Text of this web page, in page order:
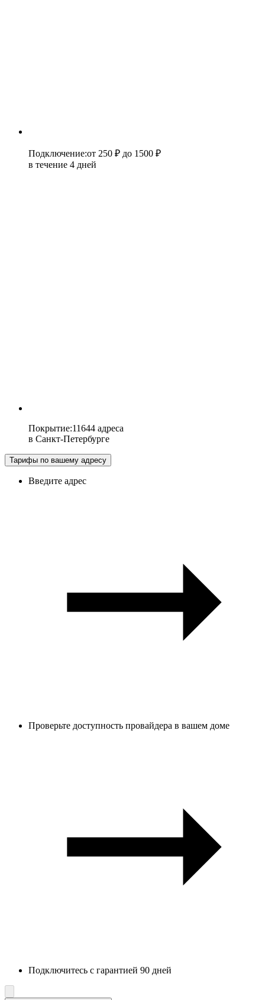
Подключение:от 250 ₽ до 1500 ₽
в течение 4 дней
Покрытие:11644 адреса
в Санкт-Петербурге
Тарифы по вашему адресу
Введите адрес
Проверьте доступность провайдера в вашем доме
Подключитесь с гарантией 90 дней